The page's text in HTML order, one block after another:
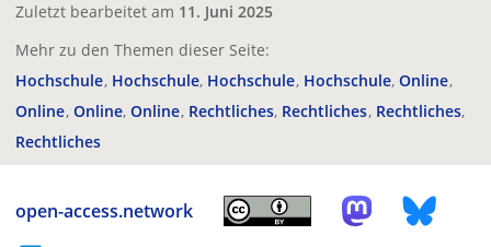
Zuletzt bearbeitet am 11. Juni 2025
Mehr zu den Themen dieser Seite:
Hochschule Hochschule Hochschule Hochschule Online
Online Online Online Rechtliches Rechtliches Rechtliches
Rechtliches
open-access.network